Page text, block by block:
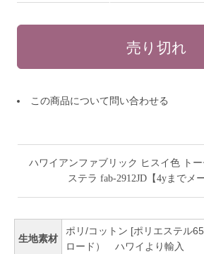
この商品について問い合わせる
ハワイアンファブリック ヒスイ色 ト
ステラ fab-2912JD【4yまでメ
生地素材
ポリ/コットン [ポリエステル
ロード） ハワイより輸入